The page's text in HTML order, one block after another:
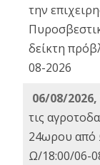
την
δείκτη
08-2026
06/08/
τις
24ωρου από
Ω/18:00/06-